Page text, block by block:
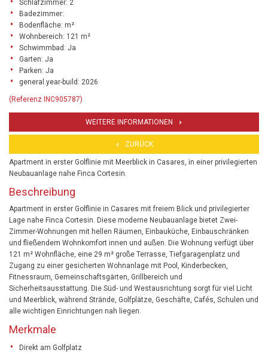
Schlafzimmer: 2
Badezimmer:
Bodenfläche: m²
Wohnbereich: 121 m²
Schwimmbad: Ja
Garten: Ja
Parken: Ja
general.year-build: 2026
(Referenz INC905787)
WEITERE INFORMATIONEN
ZURÜCK
Apartment in erster Golflinie mit Meerblick in Casares, in einer privilegierten
Neubauanlage nahe Finca Cortesin.
Beschreibung
Apartment in erster Golflinie in Casares mit freiem Blick und privilegierter
Lage nahe Finca Cortesin. Diese moderne Neubauanlage bietet Zwei-
Zimmer-Wohnungen mit hellen Räumen, Einbauküche, Einbauschränken
und fließendem Wohnkomfort innen und außen. Die Wohnung verfügt über
121 m² Wohnfläche, eine 29 m² große Terrasse, Tiefgaragenplatz und
Zugang zu einer gesicherten Wohnanlage mit Pool, Kinderbecken,
Fitnessraum, Gemeinschaftsgärten, Grillbereich und
Sicherheitsausstattung. Die Süd- und Westausrichtung sorgt für viel Licht
und Meerblick, während Strände, Golfplätze, Geschäfte, Cafés, Schulen und
alle wichtigen Einrichtungen nah liegen.
Merkmale
Direkt am Golfplatz